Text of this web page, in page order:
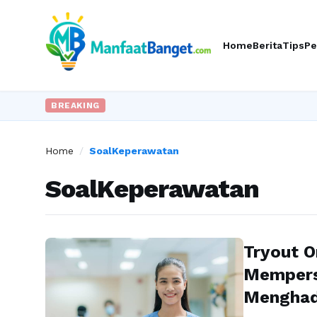
HomeBeritaTips
BREAKING
Home / SoalKeperawatan
SoalKeperawatan
Tryout